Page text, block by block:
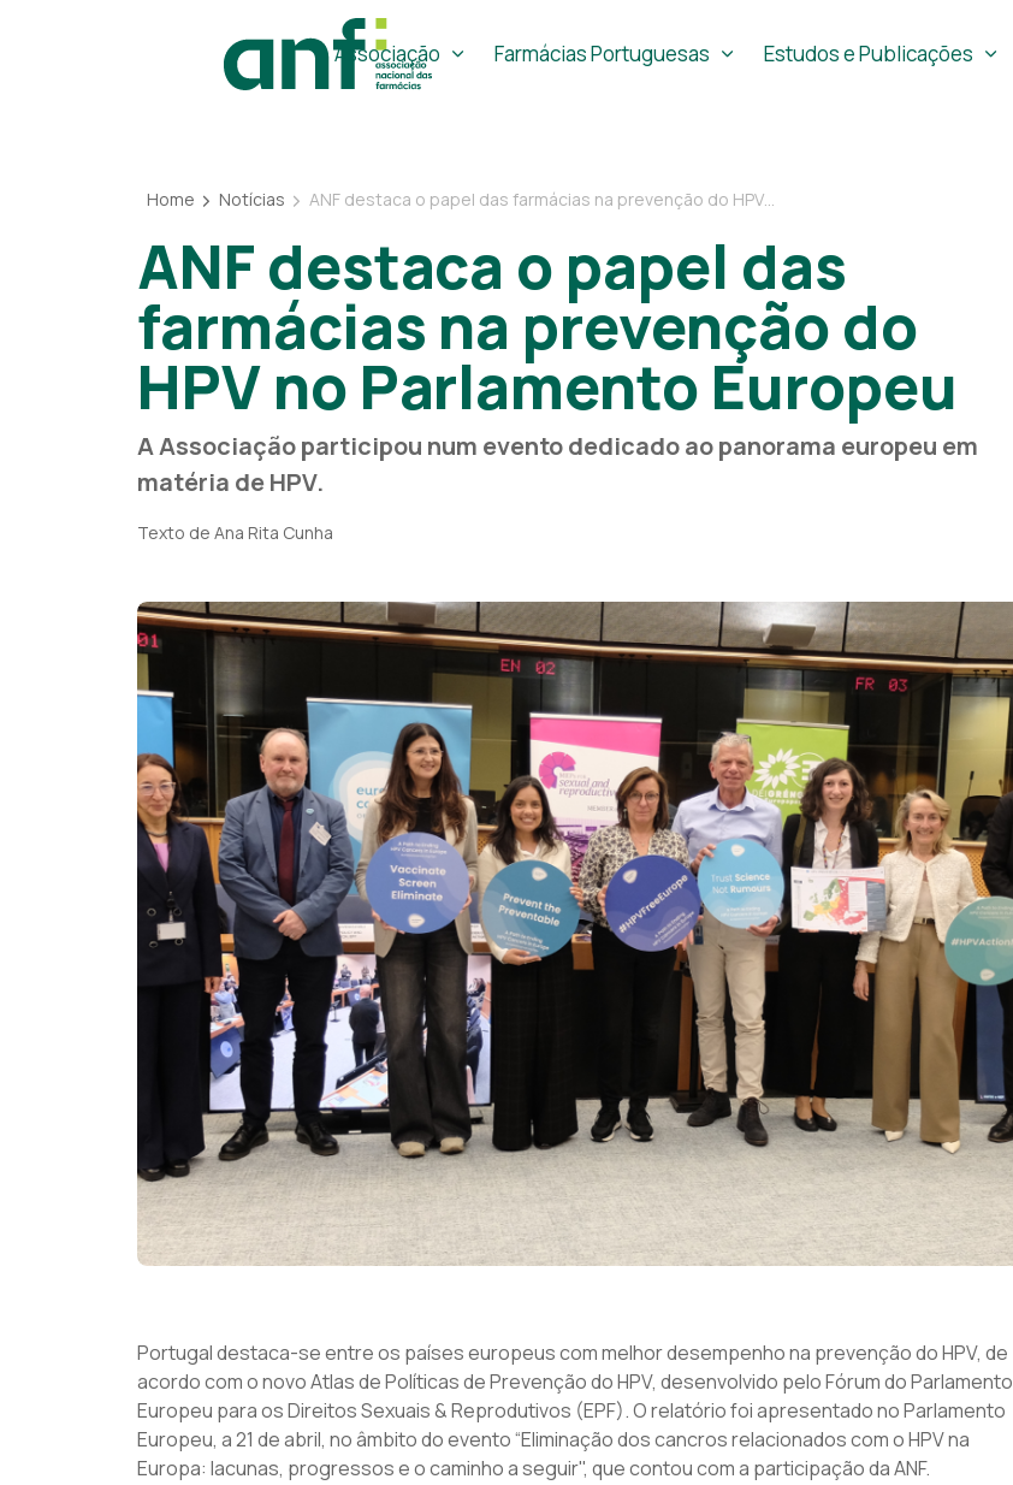
Associação Farmácias Portuguesas Estudos e Publicações
Home Notícias ANF destaca o papel das farmácias na prevenção do HPV no Parlamento Europeu
ANF destaca o papel das
farmácias na prevenção do
HPV no Parlamento Europeu
A Associação participou num evento dedicado ao panorama europeu em
matéria de HPV.
Texto de Ana Rita Cunha
​Portugal destaca-se entre os países europeus com melhor desempenho na prevenção do HPV, de
acordo com o novo Atlas de Políticas de Prevenção do HPV, desenvolvido pelo Fórum do Parlamento
Europeu para os Direitos Sexuais & Reprodutivos (EPF). O relatório foi apresentado no Parlamento
Europeu, a 21 de abril, no âmbito do evento “Eliminação dos cancros relacionados com o HPV na
Europa: lacunas, progressos e o caminho a seguir", que contou com a participação da ANF.